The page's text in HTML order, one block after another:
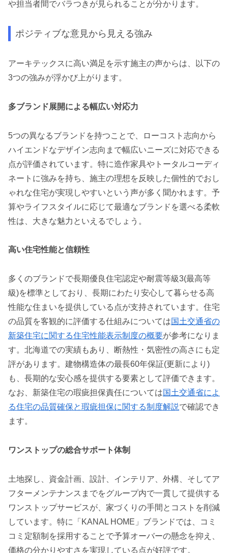
や担当者間でバラつきが見られることが分かります。
ポジティブな意見から見える強み
アーキテックスに高い満足を示す施主の声からは、以下の
3つの強みが浮かび上がります。
多ブランド展開による幅広い対応力
5つの異なるブランドを持つことで、ローコスト志向から
ハイエンドなデザイン志向まで幅広いニーズに対応できる
点が評価されています。特に造作家具やトータルコーディ
ネートに強みを持ち、施主の理想を反映した個性的でおし
ゃれな住宅が実現しやすいという声が多く聞かれます。予
算やライフスタイルに応じて最適なブランドを選べる柔軟
性は、大きな魅力といえるでしょう。
高い住宅性能と信頼性
多くのブランドで長期優良住宅認定や耐震等級3(最高等
級)を標準としており、長期にわたり安心して暮らせる高
性能な住まいを提供している点が支持されています。住宅
の品質を客観的に評価する仕組みについては国土交通省の
新築住宅に関する住宅性能表示制度の概要が参考になりま
す。北海道での実績もあり、断熱性・気密性の高さにも定
評があります。建物構造体の最長60年保証(更新により)
も、長期的な安心感を提供する要素として評価できます。
なお、新築住宅の瑕疵担保責任については国土交通省によ
る住宅の品質確保と瑕疵担保に関する制度解説で確認でき
ます。
ワンストップの総合サポート体制
土地探し、資金計画、設計、インテリア、外構、そしてア
フターメンテナンスまでをグループ内で一貫して提供する
ワンストップサービスが、家づくりの手間とコストを削減
しています。特に「KANAL HOME」ブランドでは、コミ
コミ定額制を採用することで予算オーバーの懸念を抑え、
価格の分かりやすさを実現している点が好評です。